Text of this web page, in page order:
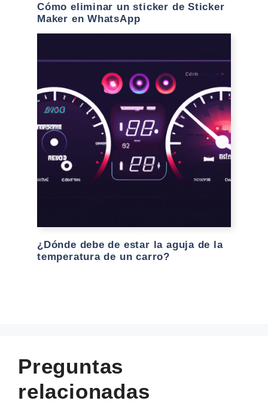
Cómo eliminar un sticker de Sticker
Maker en WhatsApp
¿Dónde debe de estar la aguja de la
temperatura de un carro?
Preguntas
relacionadas